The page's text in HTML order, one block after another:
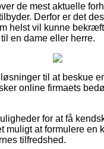
de mest aktuelle
Derfor er det
helst vil kunne
en dame eller herre.
til at beskue
online firmaets
for at få
at formulere en
tilfredshed.